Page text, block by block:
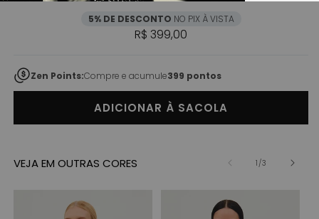
5% DE DESCONTO NO PIX À VISTA
Preço normal
R$ 399,00
Zen Points:Compre e acumule399 pontos
ADICIONAR À SACOLA
VEJA EM OUTRAS CORES 1 /de
3